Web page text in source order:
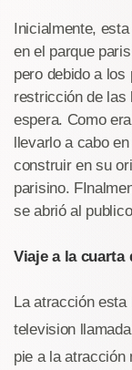
Inicialmente,
en el parque
pero debido a
restricción de las
espera. Como
llevarlo a cabo
construir en su
parisino.
se abrió al
Viaje a la cuarta
La atracción esta
television
pie a la atracción